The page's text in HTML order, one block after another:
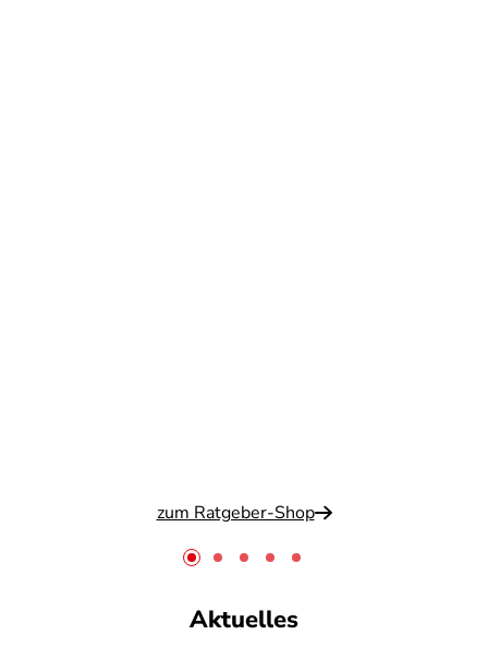
zum Ratgeber-Shop
Aktuelles